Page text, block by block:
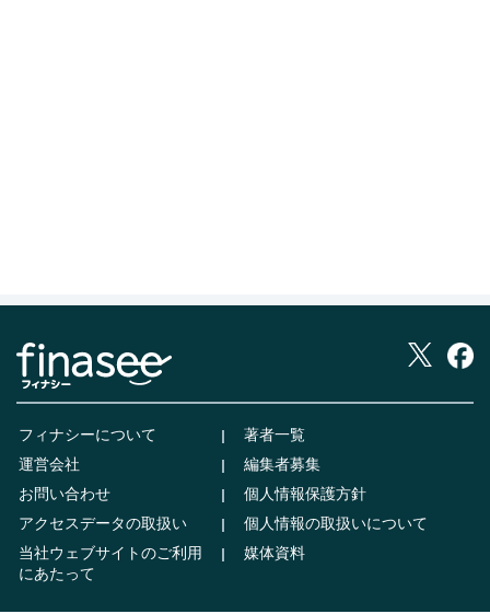
フィナシーについて
著者一覧
運営会社
編集者募集
お問い合わせ
個人情報保護方針
アクセスデータの取扱い
個人情報の取扱いについて
当社ウェブサイトのご利用
にあたって
媒体資料